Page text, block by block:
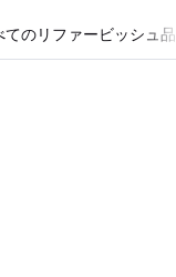
てのリファービッシュ品